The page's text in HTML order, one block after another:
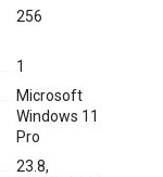
256
1
Microsoft
Windows 11
Pro
23.8,